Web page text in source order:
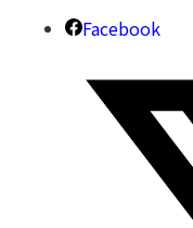
Facebook